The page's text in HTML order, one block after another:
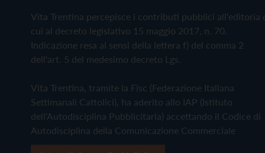
Vita Trentina percepisce i contributi pubblici all'editoria
cui al decreto legislativo 15 maggio 2017, n. 70.
Indicazione resa ai sensi della lettera f) del comma 2
dell'art. 5 del medesimo decreto Lgs.
Vita Trentina, tramite la Fisc (Federazione Italiana
Settimanali Cattolici), ha aderito allo IAP (Istituto
dell'Autodisciplina Pubblicitaria) accettando il Codice di
Autodisciplina della Comunicazione Commerciale